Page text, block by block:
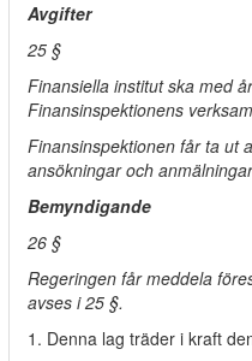
Avgifter
25 §
Finansiella institut ska med
Finansinspektionens
Finansinspektionen får ta ut
ansökningar och
Bemyndigande
26 §
Regeringen får meddela
avses i 25 §.
1. Denna lag träder i kraft